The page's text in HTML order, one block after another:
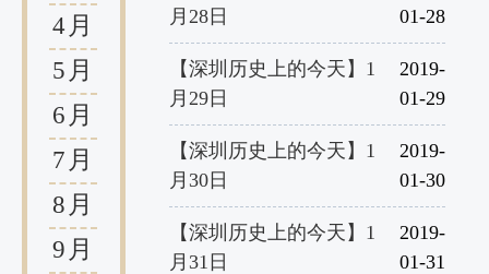
4月
5月
6月
7月
8月
9月
月28日
01-28
【深圳历史上的今天】1
月29日
2019-
01-29
【深圳历史上的今天】1
月30日
2019-
01-30
【深圳历史上的今天】1
月31日
2019-
01-31